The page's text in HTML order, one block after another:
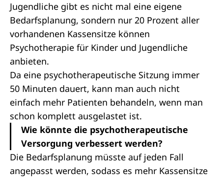
Jugendliche gibt es nicht mal eine eigene
Bedarfsplanung, sondern nur 20 Prozent aller
vorhandenen Kassensitze können
Psychotherapie für Kinder und Jugendliche
anbieten.
Da eine psychotherapeutische Sitzung immer
50 Minuten dauert, kann man auch nicht
einfach mehr Patienten behandeln, wenn man
schon komplett ausgelastet ist.
Wie könnte die psychotherapeutische
Versorgung verbessert werden?
Die Bedarfsplanung müsste auf jeden Fall
angepasst werden, sodass es mehr Kassensitze